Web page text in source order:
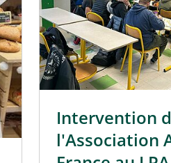
Intervention
l'Association